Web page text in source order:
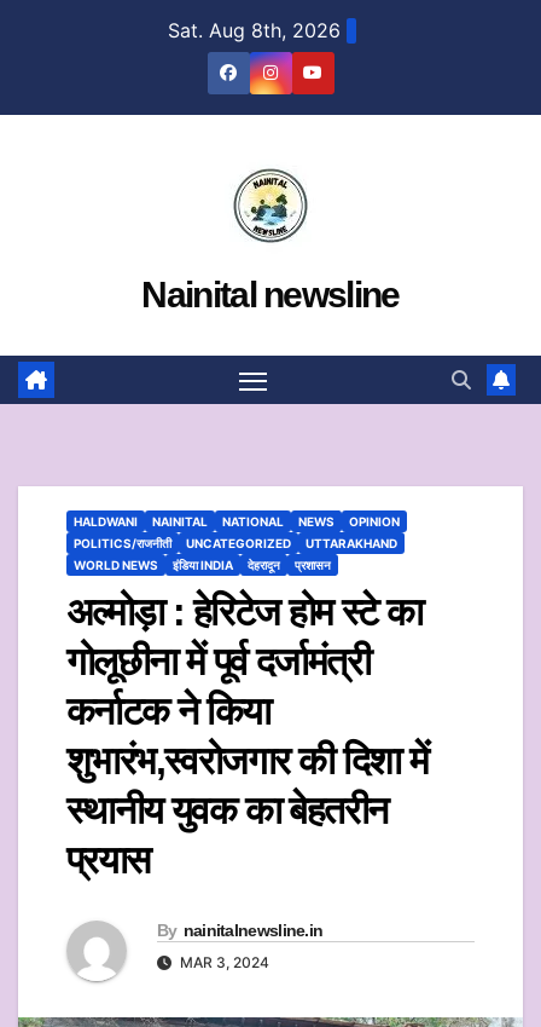
Sat. Aug 8th, 2026
Nainital newsline
HALDWANI NAINITAL NATIONAL NEWS
OPINION
POLITICS/राजनीती
UNCATEGORIZED
UTTARAKHAND
WORLD NEWS
इंडिया INDIA देहरादून प्रशासन
अल्मोड़ा : हेरिटेज होम स्टे का
गोलूछीना में पूर्व दर्जामंत्री
कर्नाटक ने किया
शुभारंभ,स्वरोजगार की दिशा में
स्थानीय युवक का बेहतरीन
प्रयास
By nainitalnewsline.in
MAR 3, 2024